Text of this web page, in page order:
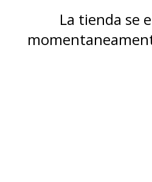
La tienda se